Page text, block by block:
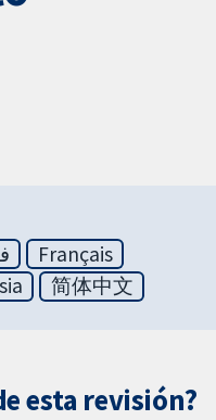
Français
简体中文
esta revisión?